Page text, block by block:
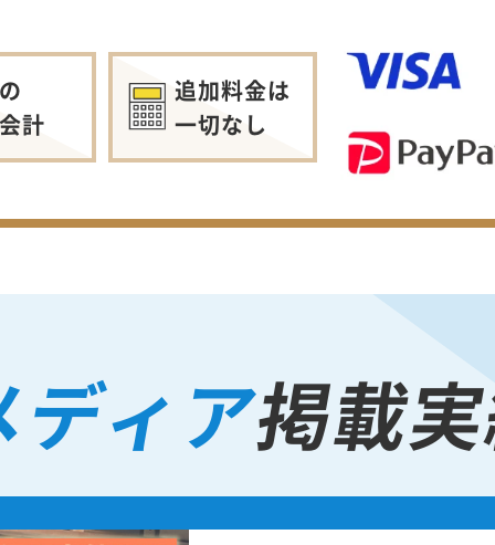
計
追加料金は
一切なし
ディア掲載